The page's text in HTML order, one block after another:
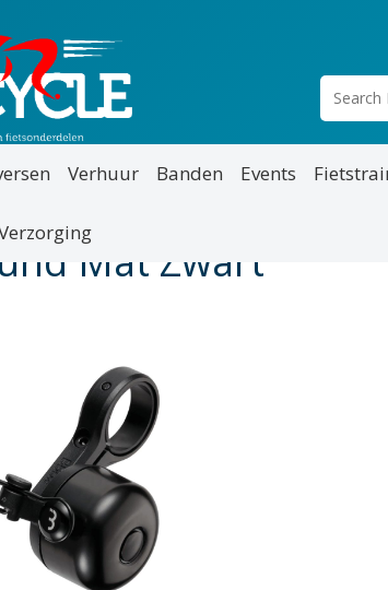
Verhuur Banden Events
Mat Zwart